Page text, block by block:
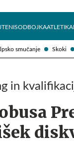
smučanje Skoki
TENISODBOJKAATLETIKA
in